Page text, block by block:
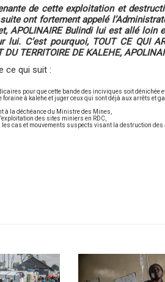
de cette exploitation et
ont fortement appelé
APOLINAIRE Bulindi lui est allé loin
lui. C’est pourquoi, TOUT CE QUI
TERRITOIRE DE KALEHE,
ce qui suit :
pour que cette bande des inciviques soit dénichée
à kalehe et juger ceux qui sont déjà aux arrêts et
à la déchéance du Ministre des Mines,
des sites miniers en RDC,
les cas et mouvements suspects visant la destruction des